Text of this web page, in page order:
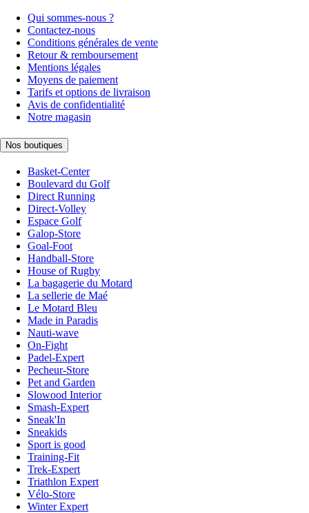
Qui sommes-nous ?
Contactez-nous
Conditions générales de vente
Retour & remboursement
Mentions légales
Moyens de paiement
Tarifs et options de livraison
Avis de confidentialité
Notre magasin
Nos boutiques
Basket-Center
Boulevard du Golf
Direct Running
Direct-Volley
Espace Golf
Galop-Store
Goal-Foot
Handball-Store
House of Rugby
La bagagerie du Motard
La sellerie de Maé
Le Motard Bleu
Made in Paradis
Nauti-wave
On-Fight
Padel-Expert
Pecheur-Store
Pet and Garden
Slowood Interior
Smash-Expert
Sneak'In
Sneakids
Sport is good
Training-Fit
Trek-Expert
Triathlon Expert
Vélo-Store
Winter Expert